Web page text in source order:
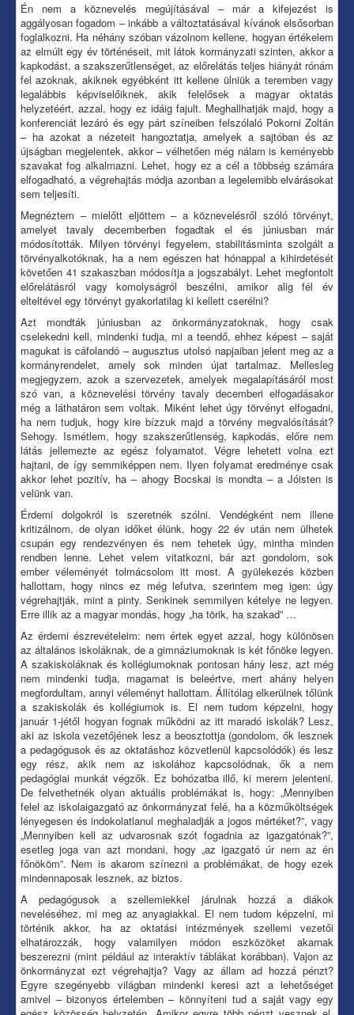
Én nem a köznevelés megújításával – már a kifejezést is
aggályosan fogadom – inkább a változtatásával kívánok elsősorban
foglalkozni. Ha néhány szóban vázolnom kellene, hogyan értékelem
az elmúlt egy év történéseit, mit látok kormányzati szinten, akkor a
kapkodást, a szakszerűtlenséget, az előrelátás teljes hiányát rónám
fel azoknak, akiknek egyébként itt kellene ülniük a teremben vagy
legalábbis képviselőiknek, akik felelősek a magyar oktatás
helyzetéért, azzal, hogy ez idáig fajult. Meghallhatják majd, hogy a
konferenciát lezáró és egy párt színeiben felszólaló Pokorni Zoltán
– ha azokat a nézeteit hangoztatja, amelyek a sajtóban és az
újságban megjelentek, akkor – vélhetően még nálam is keményebb
szavakat fog alkalmazni. Lehet, hogy ez a cél a többség számára
elfogadható, a végrehajtás módja azonban a legelemibb elvárásokat
sem teljesíti.
Megnéztem – mielőtt eljöttem – a köznevelésről szóló törvényt,
amelyet tavaly decemberben fogadtak el és júniusban már
módosították. Milyen törvényi fegyelem, stabilitásminta szolgált a
törvényalkotóknak, ha a nem egészen hat hónappal a kihirdetését
követően 41 szakaszban módosítja a jogszabályt. Lehet megfontolt
előrelátásról vagy komolyságról beszélni, amikor alig fél év
elteltével egy törvényt gyakorlatilag ki kellett cserélni?
Azt mondták júniusban az önkormányzatoknak, hogy csak
cselekedni kell, mindenki tudja, mi a teendő, ehhez képest – saját
magukat is cáfolandó – augusztus utolsó napjaiban jelent meg az a
kormányrendelet, amely sok minden újat tartalmaz. Mellesleg
megjegyzem, azok a szervezetek, amelyek megalapításáról most
szó van, a köznevelési törvény tavaly decemberi elfogadásakor
még a láthatáron sem voltak. Miként lehet úgy törvényt elfogadni,
ha nem tudjuk, hogy kire bízzuk majd a törvény megvalósítását?
Sehogy. Ismétlem, hogy szakszerűtlenség, kapkodás, előre nem
látás jellemezte az egész folyamatot. Végre lehetett volna ezt
hajtani, de így semmiképpen nem. Ilyen folyamat eredménye csak
akkor lehet pozitív, ha – ahogy Bocskai is mondta – a Jóisten is
velünk van.
Érdemi dolgokról is szeretnék szólni. Vendégként nem illene
kritizálnom, de olyan időket élünk, hogy 22 év után nem ülhetek
csupán egy rendezvényen és nem tehetek úgy, mintha minden
rendben lenne. Lehet velem vitatkozni, bár azt gondolom, sok
ember véleményét tolmácsolom itt most. A gyülekezés közben
hallottam, hogy nincs ez még lefutva, szerintem meg igen: úgy
végrehajtják, mint a pinty. Senkinek semmilyen kételye ne legyen.
Erre illik az a magyar mondás, hogy „ha törik, ha szakad” …
Az érdemi észrevételeim: nem értek egyet azzal, hogy különösen
az általános iskoláknak, de a gimnáziumoknak is két főnöke legyen.
A szakiskoláknak és kollégiumoknak pontosan hány lesz, azt még
nem mindenki tudja, magamat is beleértve, mert ahány helyen
megfordultam, annyi véleményt hallottam. Állítólag elkerülnek tőlünk
a szakiskolák és kollégiumok is. El nem tudom képzelni, hogy
január 1-jétől hogyan fognak működni az itt maradó iskolák? Lesz,
aki az iskola vezetőjének lesz a beosztottja (gondolom, ők lesznek
a pedagógusok és az oktatáshoz közvetlenül kapcsolódók) és lesz
egy rész, akik nem az iskolához kapcsolódnak, ők a nem
pedagógiai munkát végzők. Ez bohózatba illő, ki merem jelenteni.
De felvethetnék olyan aktuális problémákat is, hogy: „Mennyiben
felel az iskolaigazgató az önkormányzat felé, ha a közműköltségek
lényegesen és indokolatlanul meghaladják a jogos mértéket?”, vagy
„Mennyiben kell az udvarosnak szót fogadnia az igazgatónak?”,
esetleg joga van azt mondani, hogy „az igazgató úr nem az én
főnököm”. Nem is akarom színezni a problémákat, de hogy ezek
mindennaposak lesznek, az biztos.
A pedagógusok a szellemiekkel járulnak hozzá a diákok
neveléséhez, mi meg az anyagiakkal. El nem tudom képzelni, mi
történik akkor, ha az oktatási intézmények szellemi vezetői
elhatározzák, hogy valamilyen módon eszközöket akarnak
beszerezni (mint például az interaktív táblákat korábban). Vajon az
önkormányzat ezt végrehajtja? Vagy az állam ad hozzá pénzt?
Egyre szegényebb világban mindenki keresi azt a lehetőséget
amivel – bizonyos értelemben – könnyíteni tud a saját vagy egy